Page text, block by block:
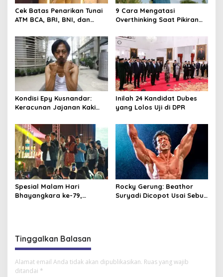
Cek Batas Penarikan Tunai
ATM BCA, BRI, BNI, dan
9 Cara Mengatasi
Overthinking Saat Pikiran
Kondisi Epy Kusnandar:
Keracunan Jajanan Kaki
dan Diare Parah
Inilah 24 Kandidat Dubes
yang Lolos Uji di DPR
Spesial Malam Hari
Bhayangkara ke-79,
Rocky Gerung: Beathor
Suryadi Dicopot Usai Sebut
Tinggalkan Balasan
Alamat email Anda tidak akan dipublikasikan. Ruas yang wajib
ditandai *